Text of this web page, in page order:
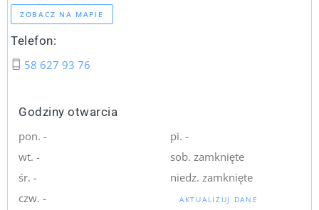
ZOBACZ NA MAPIE
Telefon:
58 627 93 76
Godziny otwarcia
pon. -
wt. -
śr. -
czw. -
pi. -
sob. zamknięte
niedz. zamknięte
AKTUALIZUJ DANE